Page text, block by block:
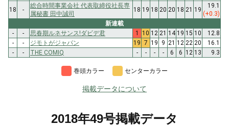
18
-
総合時間事業会社 代表取締役社長専
属秘書 田中誠司
18 19 18 20 20 18 21 19
19.1
(+0.3)
新連載
-
- 思春期ルネサンス!ダビデ君 1 10 12 21 14 19 15 10
12.8
-
- ジモトがジャパン 19 7 19 9 21 12 22 20
16.1
-
- THE COMIQ - - - - 6 6 12 13 9.3
巻頭カラー センターカラー
掲載データについて
2018年49号掲載データ